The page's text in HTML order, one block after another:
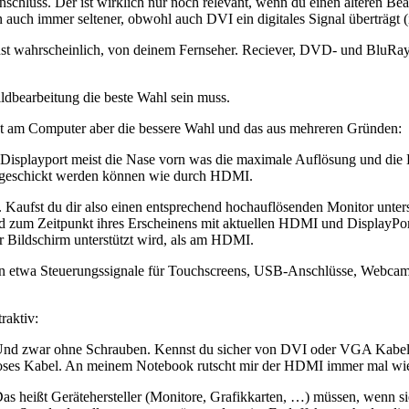
immer seltener, obwohl auch DVI ein digitales Signal
von deinem Fernseher. Reciever, DVD- und
die beste Wahl sein muss.
Computer aber die bessere Wahl und das aus mehreren Gründen:
meist die Nase vorn was die maximale Auflösung und die
werden können wie durch HDMI.
du dir also einen entsprechend hochauflösenden Monitor
Zeitpunkt ihres Erscheinens mit aktuellen HDMI und
Bildschirm unterstützt wird, als am HDMI.
Steuerungssignale für Touchscreens, USB-Anschlüsse,
zwar ohne Schrauben. Kennst du sicher von DVI oder VGA
Kabel. An meinem Notebook rutscht mir der HDMI immer mal
heißt Gerätehersteller (Monitore, Grafikkarten, …) müssen, wenn